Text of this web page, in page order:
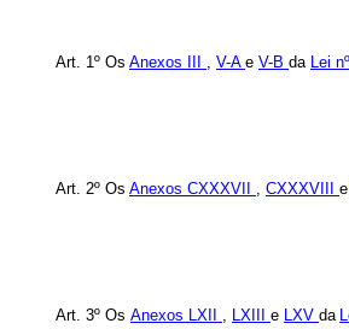
Art. 1º Os Anexos III , V-A e V-B da Lei nº
Art. 2º Os Anexos CXXXVII , CXXXVIII e
Art. 3º Os Anexos LXII , LXIII e LXV da